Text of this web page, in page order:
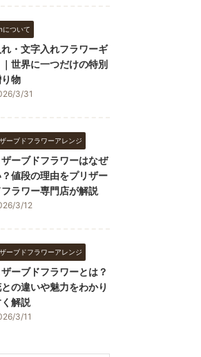
について
・文字入れフラワーギ
世界に一つだけの特別
物
3/31
ーブドフラワーアレンジ
ーブドフラワーはなぜ
値段の理由をプリザー
ラワー専門店が解説
3/12
ーブドフラワーアレンジ
ーブドフラワーとは？
の違いや魅力をわかり
解説
3/11